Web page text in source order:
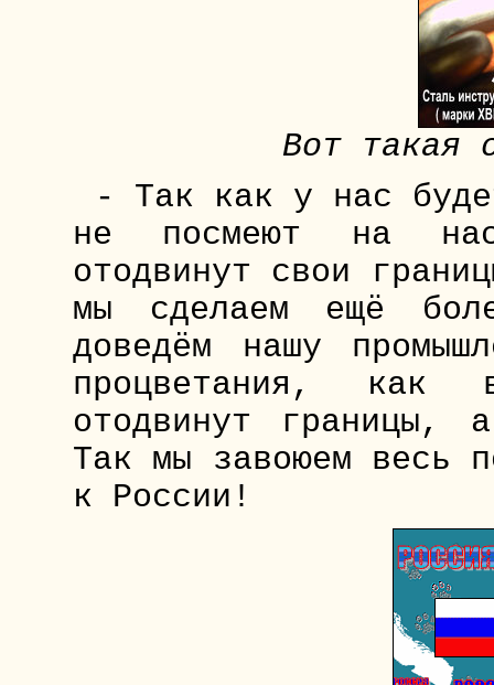
Вот такая
- Так как у нас
не посмеют на
отодвинут свои
мы сделаем ещё
доведём нашу
процветания,
отодвинут границы,
Так мы завоюем весь
к России!